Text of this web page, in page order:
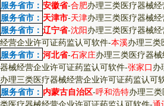
服务省市： 安徽省-合肥办理三类医疗器械
服务省市： 天津市-天津办理三类医疗器械
服务省市： 辽宁省-沈阳办理三类医疗器械
经营企业许可证药监认可软件-本溪办理三
服务省市： 河北省-石家庄办理三类医疗器
器械经营企业许可证药监认可软件-张家口办
办理三类医疗器械经营企业许可证药监认可
服务省市： 内蒙古自治区-呼和浩特办理三
类医疗器械经营企业许可证药监认可软件-通